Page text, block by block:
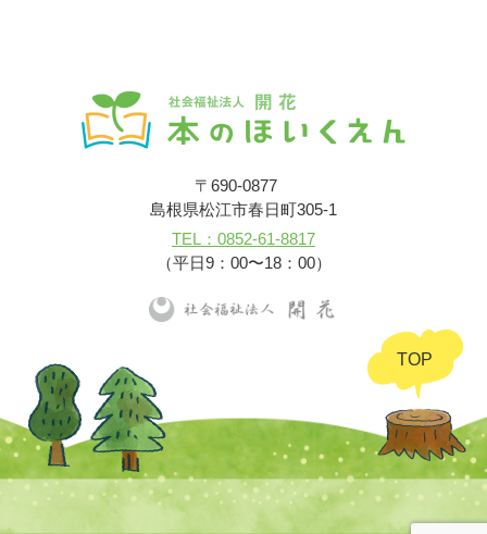
〒690-0877
島根県松江市春日町305-1
TEL：0852-61-8817
（平日9：00〜18：00）
TOP